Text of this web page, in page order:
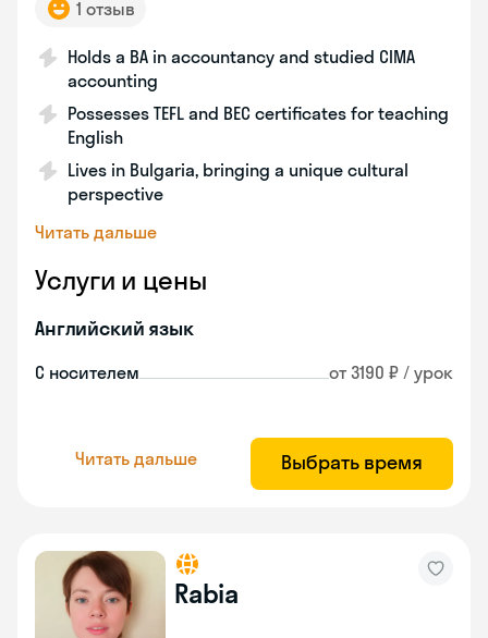
1 отзыв
Holds a BA in accountancy and studied CIMA
accounting
Possesses TEFL and BEC certificates for teaching
English
Lives in Bulgaria, bringing a unique cultural
perspective
Читать дальше
Услуги и цены
Английский язык
С носителем от 3190 ₽ / урок
Читать дальше Выбрать время
Rabia